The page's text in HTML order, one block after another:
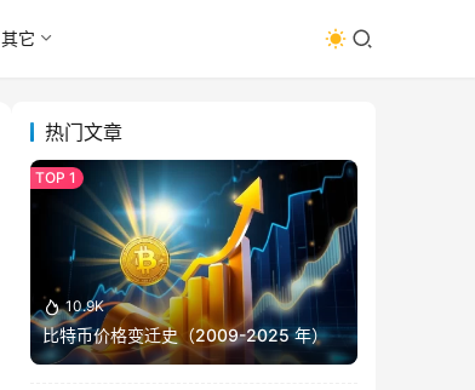
其它
热门文章
10.9K
比特币价格变迁史（2009-2025 年）